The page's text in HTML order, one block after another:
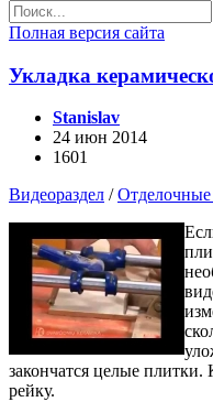
Полная версия сайта
Укладка
Stanislav
24 июн 2014
1601
Видеораздел /
закончатся целые плитки.
рейку.